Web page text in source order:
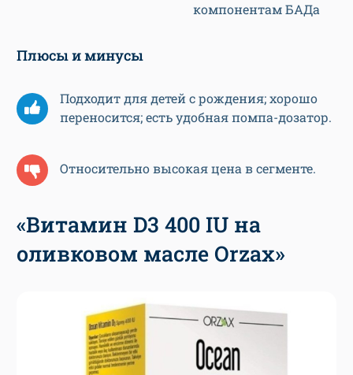
компонентам БАДа
Плюсы и минусы
Подходит для детей с рождения; хорошо
переносится; есть удобная помпа-дозатор.
Относительно высокая цена в сегменте.
«Витамин D3 400 IU на
оливковом масле Orzax»